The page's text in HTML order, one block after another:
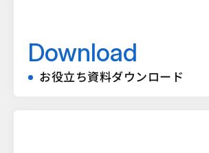
Download
お役立ち資料ダウンロード